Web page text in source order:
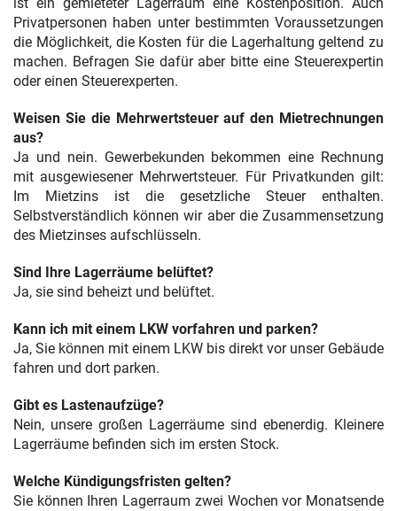
ist ein gemieteter Lagerraum eine Kostenposition. Auch
Privatpersonen haben unter bestimmten Voraussetzungen
die Möglichkeit, die Kosten für die Lagerhaltung geltend zu
machen. Befragen Sie dafür aber bitte eine Steuerexpertin
oder einen Steuerexperten.
Weisen Sie die Mehrwertsteuer auf den Mietrechnungen
aus?
Ja und nein. Gewerbekunden bekommen eine Rechnung
mit ausgewiesener Mehrwertsteuer. Für Privatkunden gilt:
Im Mietzins ist die gesetzliche Steuer enthalten.
Selbstverständlich können wir aber die Zusammensetzung
des Mietzinses aufschlüsseln.
Sind Ihre Lagerräume belüftet?
Ja, sie sind beheizt und belüftet.
Kann ich mit einem LKW vorfahren und parken?
Ja, Sie können mit einem LKW bis direkt vor unser Gebäude
fahren und dort parken.
Gibt es Lastenaufzüge?
Nein, unsere großen Lagerräume sind ebenerdig. Kleinere
Lagerräume befinden sich im ersten Stock.
Welche Kündigungsfristen gelten?
Sie können Ihren Lagerraum zwei Wochen vor Monatsende